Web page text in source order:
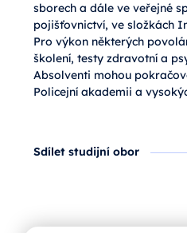
sborech a dále ve veřejné
pojišťovnictví, ve složkách
Pro výkon některých
školení, testy zdravotní a
Absolventi mohou
Policejní akademii a
Sdílet studijní obor